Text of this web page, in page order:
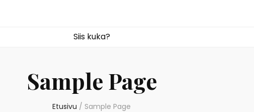
Siis kuka?
Sample Page
Etusivu / Sample Page